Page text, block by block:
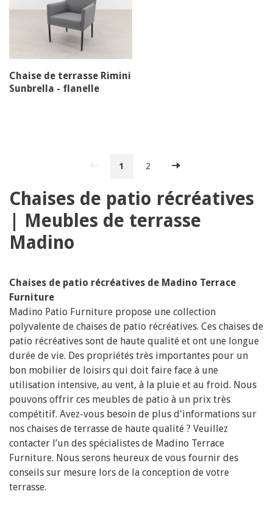
Chaise de terrasse Rimini
Sunbrella - flanelle
1 2
Chaises de patio récréatives
| Meubles de terrasse
Madino
Chaises de patio récréatives de Madino Terrace
Furniture
Madino Patio Furniture propose une collection
polyvalente de chaises de patio récréatives. Ces chaises de
patio récréatives sont de haute qualité et ont une longue
durée de vie. Des propriétés très importantes pour un
bon mobilier de loisirs qui doit faire face à une
utilisation intensive, au vent, à la pluie et au froid. Nous
pouvons offrir ces meubles de patio à un prix très
compétitif. Avez-vous besoin de plus d'informations sur
nos chaises de terrasse de haute qualité ? Veuillez
contacter l’un des spécialistes de Madino Terrace
Furniture. Nous serons heureux de vous fournir des
conseils sur mesure lors de la conception de votre
terrasse.